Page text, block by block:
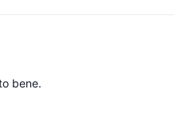
bene.